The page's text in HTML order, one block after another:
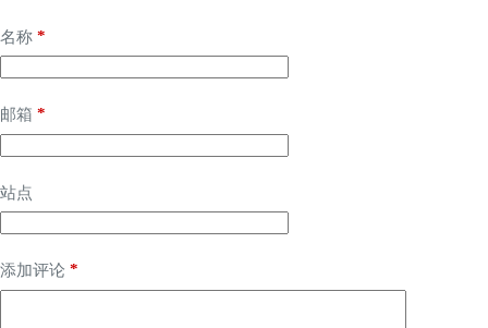
名称 *
邮箱 *
站点
添加评论 *